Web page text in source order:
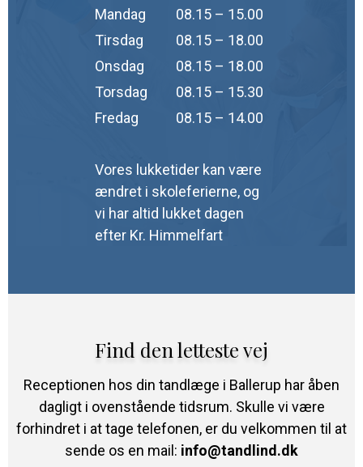
Mandag
08.15 – 15.00
Tirsdag
08.15 – 18.00
Onsdag
08.15 – 18.00
Torsdag
08.15 – 15.30
Fredag
08.15 – 14.00
Vores lukketider kan være
ændret i skoleferierne, og
vi har altid lukket dagen
efter Kr. Himmelfart
Find den letteste vej
Receptionen hos din tandlæge i Ballerup har åben
dagligt i ovenstående tidsrum. Skulle vi være
forhindret i at tage telefonen, er du velkommen til at
sende os en mail: info@tandlind.dk